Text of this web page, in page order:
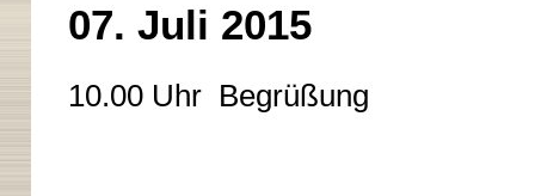
07. Juli 2015
10.00 Uhr Begrüßung